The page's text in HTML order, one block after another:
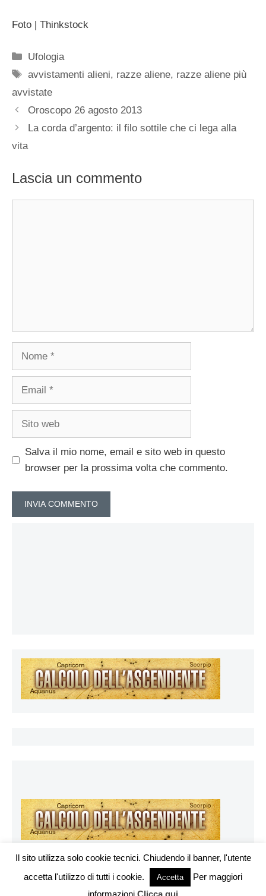
Foto | Thinkstock
Categorie
Ufologia
Tag
avvistamenti alieni, razze aliene, razze aliene più
avvistate
Oroscopo 26 agosto 2013
La corda d’argento: il filo sottile che ci lega alla
vita
Lascia un commento
Nome
Email
Sito
Salva il mio nome, email e sito web in questo
browser per la prossima volta che commento.
Esoterya.com © 2026. All right reserverd.
Il sito utilizza solo cookie tecnici. Chiudendo il banner, l'utente
accetta l'utilizzo di tutti i cookie.
Accetta
Per maggiori
informazioni Clicca qui
Vuoi pubblicare sul nostro network?